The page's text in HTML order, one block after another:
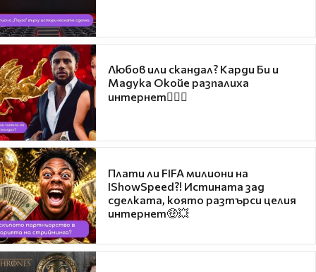
Любов или скандал? Карди Би и
Мадука Окойе разпалиха
интернет❤️‍🔥🔥
Плати ли FIFA милиони на
IShowSpeed?! Истината зад
сделката, която разтърси целия
интернет🤑💥